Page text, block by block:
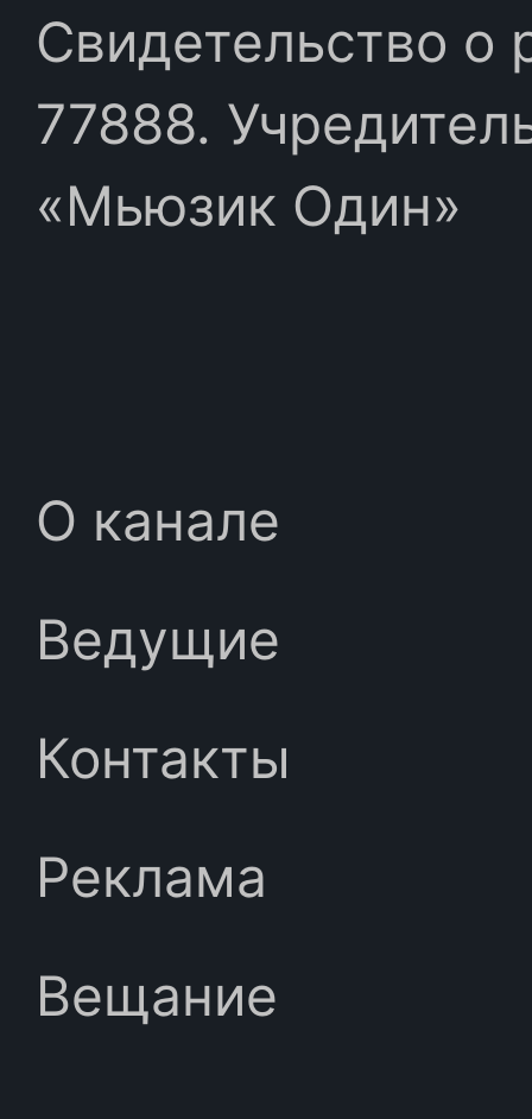
Свидетельство
77888.
«Мьюзик Один»
О канале
Ведущие
Контакты
Реклама
Вещание